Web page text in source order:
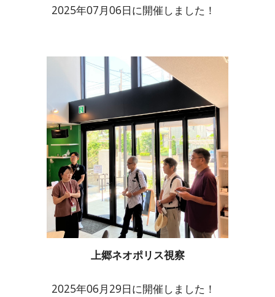
2025年07月06日に開催しました！
上郷ネオポリス視察
2025年06月29日に開催しました！